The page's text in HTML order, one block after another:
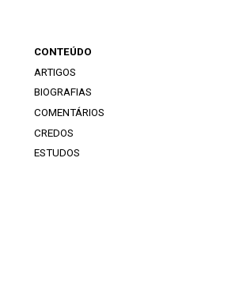
CONTEÚDO
ARTIGOS
BIOGRAFIAS
COMENTÁRIOS
CREDOS
ESTUDOS